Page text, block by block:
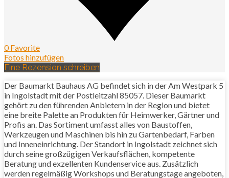
0 Favorite
Fotos hinzufügen
Eine Rezension schreiben
Der Baumarkt Bauhaus AG befindet sich in der Am Westpark 5
in Ingolstadt mit der Postleitzahl 85057. Dieser Baumarkt
gehört zu den führenden Anbietern in der Region und bietet
eine breite Palette an Produkten für Heimwerker, Gärtner und
Profis an. Das Sortiment umfasst alles von Baustoffen,
Werkzeugen und Maschinen bis hin zu Gartenbedarf, Farben
und Inneneinrichtung. Der Standort in Ingolstadt zeichnet sich
durch seine großzügigen Verkaufsflächen, kompetente
Beratung und exzellenten Kundenservice aus. Zusätzlich
werden regelmäßig Workshops und Beratungstage angeboten,